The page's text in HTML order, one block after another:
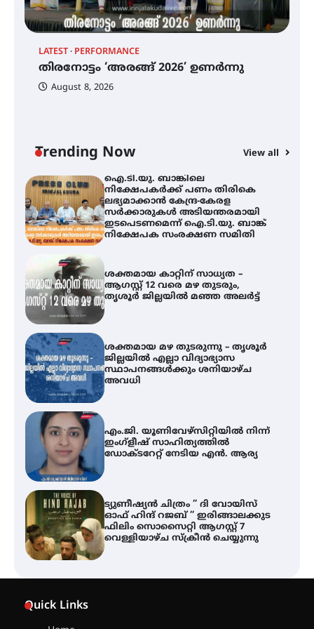
LATEST PERFORMANCE
തിരനോട്ടം ‘അരങ്ങ് 2026’ ഉണർന്നു
August 8, 2026
Trending Now View all
തിരനോട്ടം ‘അരങ്ങ് 2026’ ഉണർന്നു
ഇടപെടണമെന്ന് ഐ.ടി.യു. ബാങ്ക്
നിക്ഷേപക സംരക്ഷണ സമിതി
ശക്തമായ കാറ്റിന് സാധ്യത –
ആഗസ്റ്റ് 12 വരെ മഴ തുടരും,
തൃശൂർ ജില്ലയിൽ മഞ്ഞ അലർട്ട്
ശക്തമായ മഴ തുടരുന്നു – തൃശൂർ
ജില്ലയിൽ എല്ലാ വിദ്യാഭ്യാസ
സ്ഥാപനങ്ങൾക്കും ശനിയാഴ്ച
അവധി
എം.ജി. യൂണിവേഴ്‌സിറ്റിയിൽ നിന്ന്
ഇംഗ്ളീഷ് സാഹിത്യത്തിൽ
ഡോക്ടറേറ്റ് നേടിയ എൻ. ആര്യ
ട്യുണീഷ്യൻ ചിത്രം ” ദി വോയിസ്
ഓഫ് ഹിന്ദ് റജബ് ” ഇരിങ്ങാലക്കുട
ഫിലിം സൊസൈറ്റി ആഗസ്റ്റ് 7
വെള്ളിയാഴ്ച സ്‌ക്രീൻ ചെയ്യുന്നു
തിരനോട്ടം ‘അരങ്ങ് 2026’ ഉണർന്നു
Quick Links